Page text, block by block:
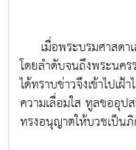
เมื่อพระบรมศาสดา
โดยลำดับจนถึงพระนค
ได้ทราบข่าวจึงเข้าไปเฝ้
ความเลื่อมใส ทูลขออุป
ทรงอนุญาตให้บวชเป็น